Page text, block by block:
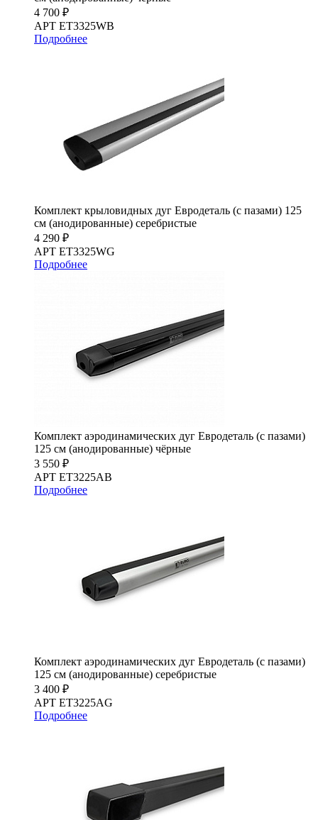
4 700 ₽
АРТ ET3325WB
Подробнее
Комплект крыловидных дуг Евродеталь (с пазами) 125
см (анодированные) серебристые
4 290 ₽
АРТ ET3325WG
Подробнее
Комплект аэродинамических дуг Евродеталь (с пазами)
125 см (анодированные) чёрные
3 550 ₽
АРТ ET3225AB
Подробнее
Комплект аэродинамических дуг Евродеталь (с пазами)
125 см (анодированные) серебристые
3 400 ₽
АРТ ET3225AG
Подробнее